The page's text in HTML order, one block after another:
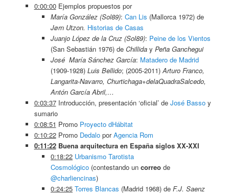
0:00:00Ejemplos propuestos por
María González (Sol89):Can Lis (Mallorca 1972) de
Jørn Utzon. Historias de Casas
Juanjo López de la Cruz (Sol89): Peine de los Vientos
(San Sebastián 1976) deChillida yPeña Ganchegui
José María Sánchez García: Matadero de Madrid
(1909-1928)Luis Bellido; (2005-2011)Arturo Franco,
Langarita-Navarro, Churtichaga+delaQuadraSalcedo,
Antón García Abril,…
0:03:37Introducción, presentación ‘oficial’ de José Bassoy
sumario
0:08:51 Promo Proyecto dHábitat
0:10:22Promo DedaloporAgencia Rom
0:11:22Buena arquitectura en España siglos XX-XXI
0:18:22 Urbanismo Tarotista
Cosmológico (contestando uncorreo de
@charliencinas)
0:24:25 Torres Blancas (Madrid 1968) deF.J. Saenz